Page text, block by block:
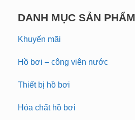
DANH MỤC SẢN PHẨM
Khuyến mãi
Hồ bơi – công viên nước
Thiết bị hồ bơi
Hóa chất hồ bơi